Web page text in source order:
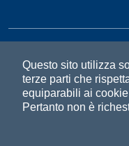
Questo sito utilizza
terze parti che
equiparabili ai
Pertanto non è
FacebookInstagram